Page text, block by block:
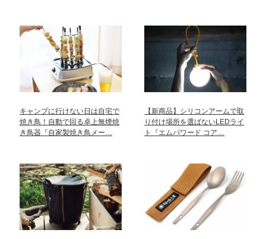
キャンプに行けない日は自宅で
焼き鳥！自動で回る卓上無煙焼
き鳥器『自家製焼き鳥メー…
【新商品】シリコンアームで取
り付け場所を選ばないLEDライ
ト『エムパワード コア…